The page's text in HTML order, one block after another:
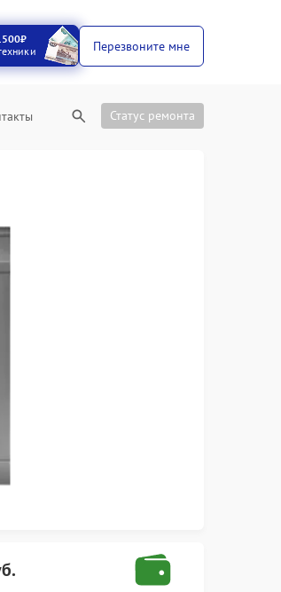
Перезвоните мне
Статус ремонта